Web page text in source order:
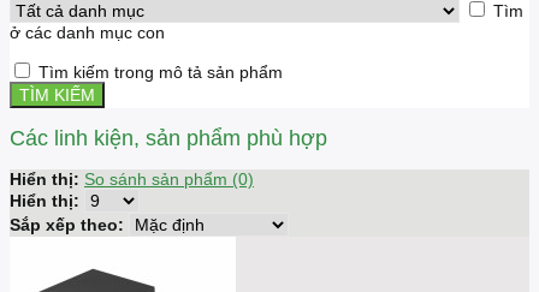
Tìm
ở các danh mục con
Tìm kiếm trong mô tả sản phẩm
Các linh kiện, sản phẩm phù hợp
Hiển thị: So sánh sản phẩm (0)
Hiển thị:
Sắp xếp theo: